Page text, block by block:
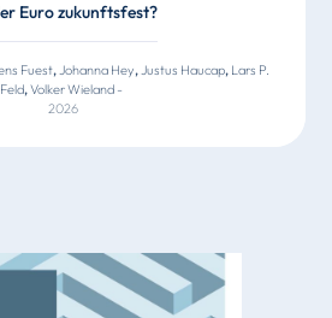
Euro zukunftsfest?
Fuest,Johanna Hey,Justus Haucap, Lars P.
Feld,Volker Wieland -
2026